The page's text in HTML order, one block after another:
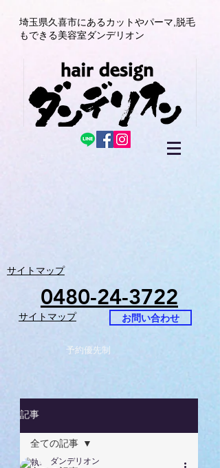
埼玉県久喜市にあるカットやパーマ, 脱毛
もできる美容室ダンデリオン
サイトマップ
0480-24-3722
サイトマップ お問い合わせ
予約優先制
記事
全ての記事
ダンデリオン